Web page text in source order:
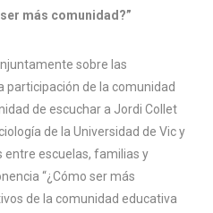
más comunidad?”
sobre las
de la comunidad
de escuchar a Jordi Collet
de la Universidad de Vic y
entre escuelas, familias y
“¿Cómo ser más
de la comunidad educativa